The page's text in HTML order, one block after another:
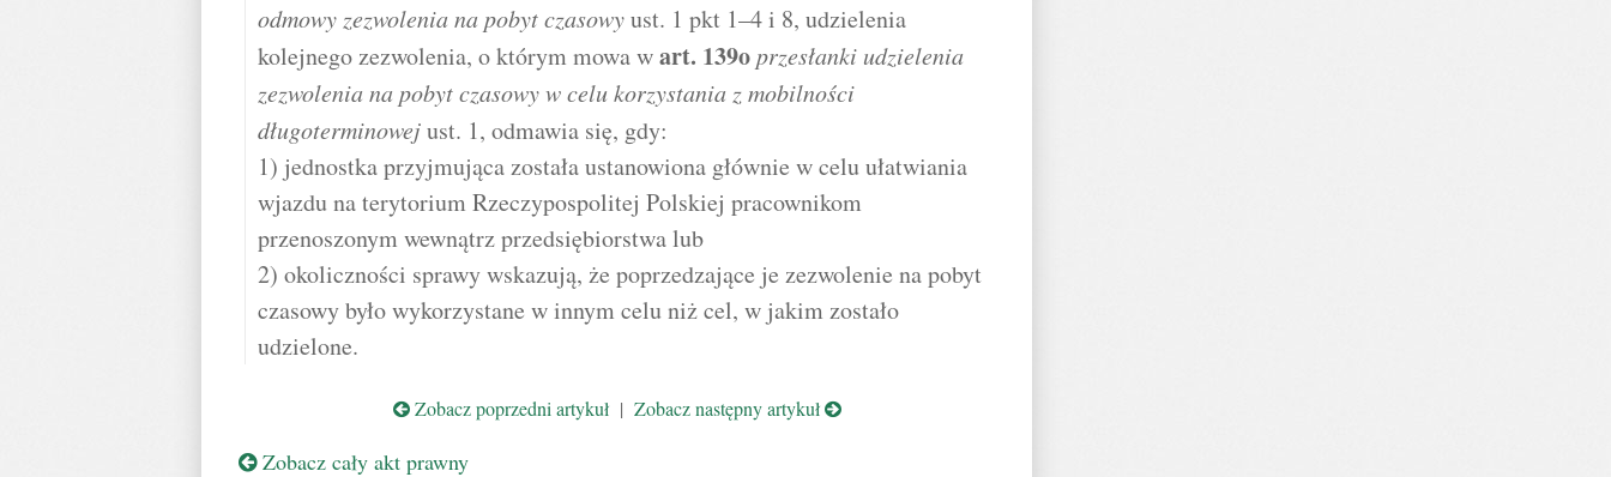
odmowy zezwolenia na pobyt czasowyust. 1 pkt 1–4 i 8, udzielenia
kolejnego zezwolenia, o którym mowa wart. 139o przesłanki udzielenia
zezwolenia na pobyt czasowy w celu korzystania z mobilności
długoterminowejust. 1, odmawia się, gdy:
1) jednostka przyjmująca została ustanowiona głównie w celu ułatwiania
wjazdu na terytorium Rzeczypospolitej Polskiej pracownikom
przenoszonym wewnątrz przedsiębiorstwa lub
2) okoliczności sprawy wskazują, że poprzedzające je zezwolenie na pobyt
czasowy było wykorzystane w innym celu niż cel, w jakim zostało
udzielone.
Zobacz poprzedni artykuł| Zobacz następny artykuł
Zobacz cały akt prawny